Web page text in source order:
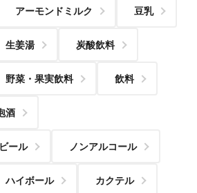
アーモンドミルク 豆乳
生姜湯 炭酸飲料
野菜・果実飲料 飲料
酒
ール ノンアルコール
ハイボール カクテル